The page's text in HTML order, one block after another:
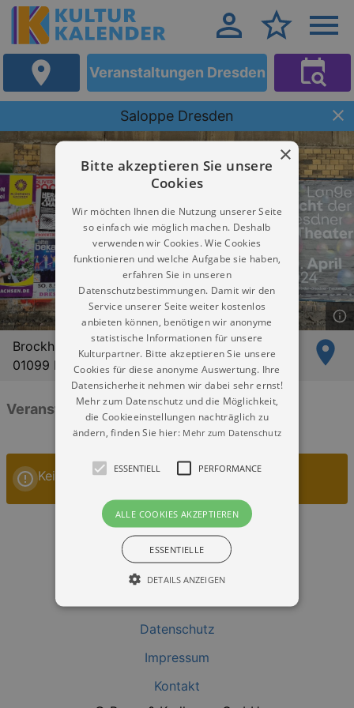
Veranstaltungen Dresden
Saloppe Dresden
Brockhausstraße 1
01099 Dresden
Veranstaltungen: „Saloppe Dresden“
Keine Veranstaltungen
Datenschutz
Impressum
Kontakt
×
Bitte akzeptieren Sie unsere
Cookies
Wir möchten Ihnen die Nutzung unserer Seite
so einfach wie möglich machen. Deshalb
verwenden wir Cookies. Wie Cookies
funktionieren und welche Aufgabe sie haben,
erfahren Sie in unseren
Datenschutzbestimmungen. Damit wir den
Service unserer Seite weiter kostenlos
anbieten können, benötigen wir anonyme
statistische Informationen für unsere
Kulturpartner. Bitte akzeptieren Sie unsere
Cookies für diese anonyme Auswertung. Ihre
Datensicherheit nehmen wir dabei sehr ernst!
Mehr zum Datenschutz und die Möglichkeit,
die Cookieeinstellungen nachträglich zu
ändern, finden Sie hier: Mehr zum Datenschutz
ESSENTIELL PERFORMANCE
ALLE COOKIES AKZEPTIEREN
ESSENTIELLE
DETAILS ANZEIGEN
Essentielle Cookies werden für die
grundlegenden Funktionen unserer Webseite
gebraucht. Zum Beispiel für das Login in Ihren